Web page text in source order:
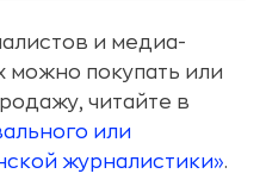
и медиа-
можно покупать или
читайте в
или
журналистики».